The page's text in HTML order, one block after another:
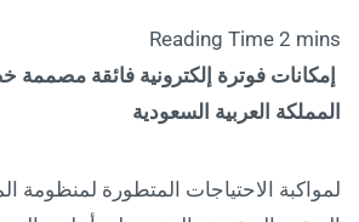
إمكانات فوترة إلكترونية فائقة
المملكة العربية السعودية
لمواكبة الاحتياجات المتطورة لمنظومة